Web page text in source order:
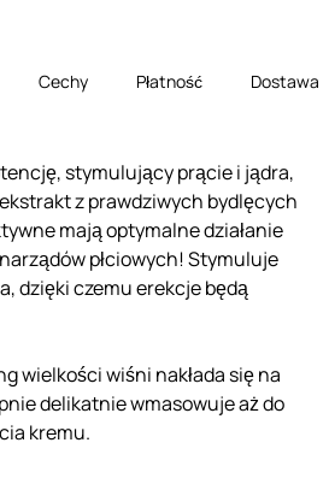
Cechy Płatność Dostawa
stymulujący prącie i jądra,
z prawdziwych bydlęcych
mają optymalne działanie
płciowych! Stymuluje
dzięki czemu erekcje będą
wielkości wiśni nakłada się na
delikatnie wmasowuje aż do
kremu.